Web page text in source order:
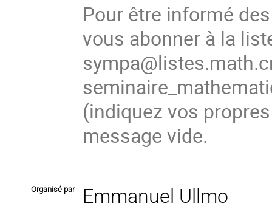
Pour être informé
vous abonner à la
(indiquez vos
message vide.
Organisé par Emmanuel Ullmo